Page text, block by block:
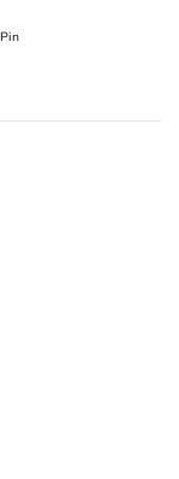
Twitter
PinPinna su Pinterest